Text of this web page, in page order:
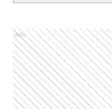
Ads